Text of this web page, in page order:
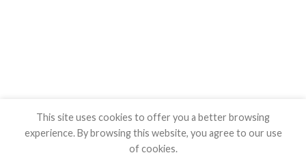
This site uses cookies to offer you a better browsing
experience. By browsing this website, you agree to our use
of cookies.